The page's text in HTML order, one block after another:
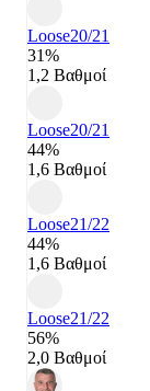
Loose20/21
31%
1,2 Βαθμοί
Loose20/21
44%
1,6 Βαθμοί
Loose21/22
44%
1,6 Βαθμοί
Loose21/22
56%
2,0 Βαθμοί